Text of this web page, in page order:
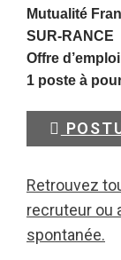
Mutualité
SUR-RANCE
Offre d’emploi
1 poste à
Retrouvez
recruteur ou
spontanée.